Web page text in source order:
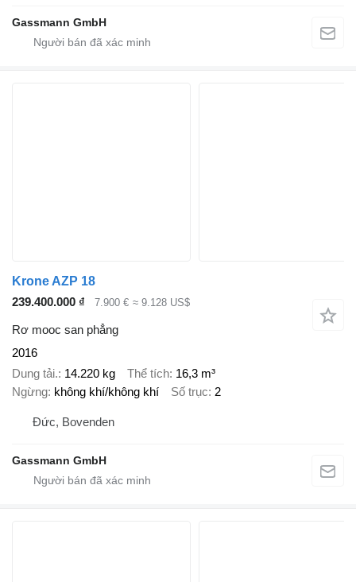
Gassmann GmbH
Krone AZP 18
239.400.000 ₫
7.900 € ≈ 9.128 US$
Rơ mooc san phẳng
2016
Dung tải. 14.220 kg Thể tích 16,3 m³
Ngừng không khí/không khí Số trục 2
Đức, Bovenden
Gassmann GmbH